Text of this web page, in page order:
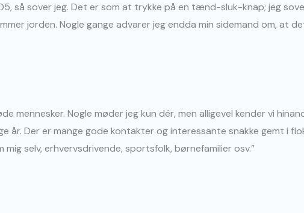
så sover jeg. Det er som at trykke på en tænd-sluk-knap; jeg
jorden. Nogle gange advarer jeg endda min sidemand om, at
mennesker. Nogle møder jeg kun dér, men alligevel kender vi
år. Der er mange gode kontakter og interessante snakke gemt i
selv, erhvervsdrivende, sportsfolk, børnefamilier osv.”